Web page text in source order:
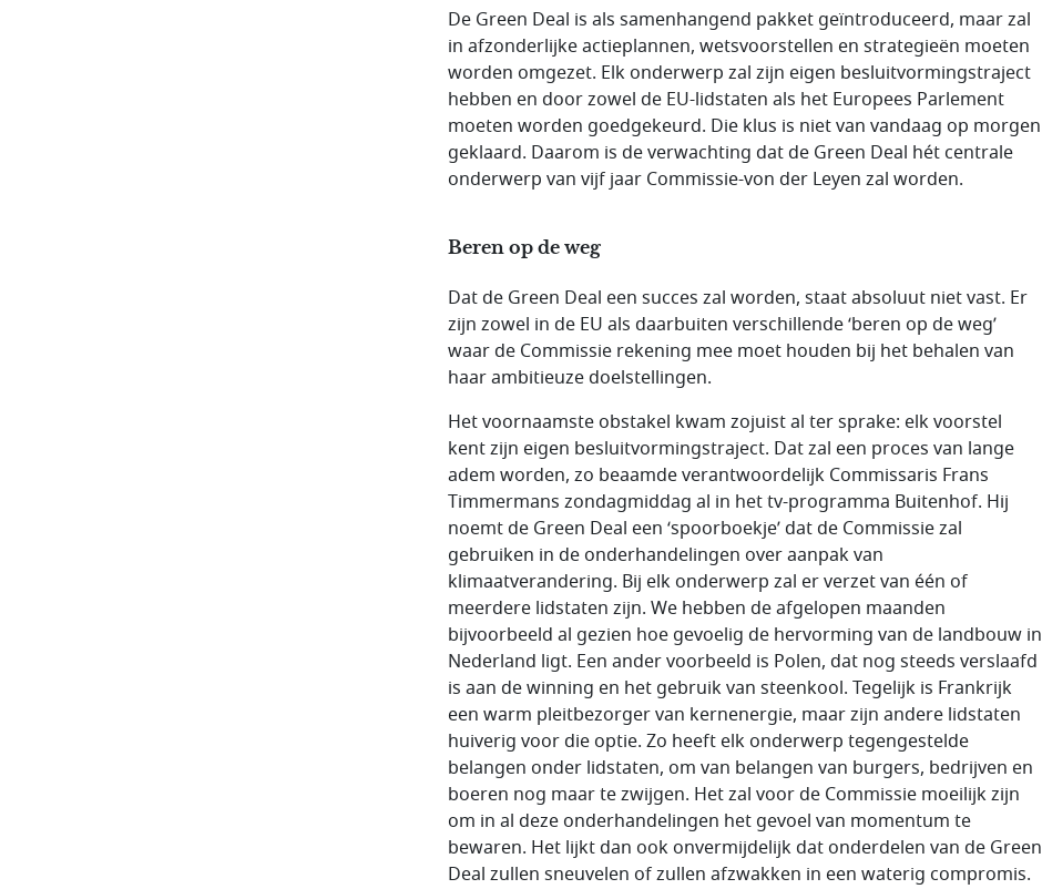
De Green Deal is als samenhangend pakket geïntroduceerd, maar zal
in afzonderlijke actieplannen, wetsvoorstellen en strategieën moeten
worden omgezet. Elk onderwerp zal zijn eigen besluitvormingstraject
hebben en door zowel de EU-lidstaten als het Europees Parlement
moeten worden goedgekeurd. Die klus is niet van vandaag op morgen
geklaard. Daarom is de verwachting dat de Green Deal hét centrale
onderwerp van vijf jaar Commissie-von der Leyen zal worden.
Beren op de weg
Dat de Green Deal een succes zal worden, staat absoluut niet vast. Er
zijn zowel in de EU als daarbuiten verschillende ‘beren op de weg’
waar de Commissie rekening mee moet houden bij het behalen van
haar ambitieuze doelstellingen.
Het voornaamste obstakel kwam zojuist al ter sprake: elk voorstel
kent zijn eigen besluitvormingstraject. Dat zal een proces van lange
adem worden, zo beaamde verantwoordelijk Commissaris Frans
Timmermans zondagmiddag al in het tv-programma Buitenhof. Hij
noemt de Green Deal een ‘spoorboekje’ dat de Commissie zal
gebruiken in de onderhandelingen over aanpak van
klimaatverandering. Bij elk onderwerp zal er verzet van één of
meerdere lidstaten zijn. We hebben de afgelopen maanden
bijvoorbeeld al gezien hoe gevoelig de hervorming van de landbouw in
Nederland ligt. Een ander voorbeeld is Polen, dat nog steeds verslaafd
is aan de winning en het gebruik van steenkool. Tegelijk is Frankrijk
een warm pleitbezorger van kernenergie, maar zijn andere lidstaten
huiverig voor die optie. Zo heeft elk onderwerp tegengestelde
belangen onder lidstaten, om van belangen van burgers, bedrijven en
boeren nog maar te zwijgen. Het zal voor de Commissie moeilijk zijn
om in al deze onderhandelingen het gevoel van momentum te
bewaren. Het lijkt dan ook onvermijdelijk dat onderdelen van de Green
Deal zullen sneuvelen of zullen afzwakken in een waterig compromis.